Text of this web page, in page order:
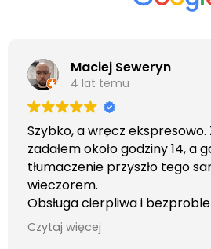
Maciej Seweryn
4 lat temu
Szybko, a wręcz
zadałem około godziny 14, a
tłumaczenie przyszło tego
wieczorem.
Obsługa cierpliwa i
Otrzymałem wszelkie
usługa będzie dla mnie
Czytaj więcej